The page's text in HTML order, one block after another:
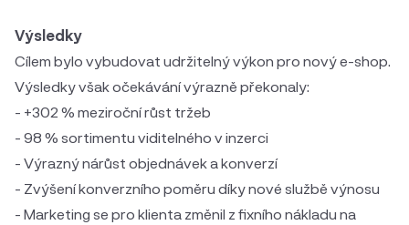
Výsledky
Cílem bylo vybudovat udržitelný výkon pro nový e-shop.
Výsledky však očekávání výrazně překonaly:
- +302 % meziroční růst tržeb
- 98 % sortimentu viditelného v inzerci
- Výrazný nárůst objednávek a konverzí
- Zvýšení konverzního poměru díky nové službě výnosu
- Marketing se pro klienta změnil z fixního nákladu na